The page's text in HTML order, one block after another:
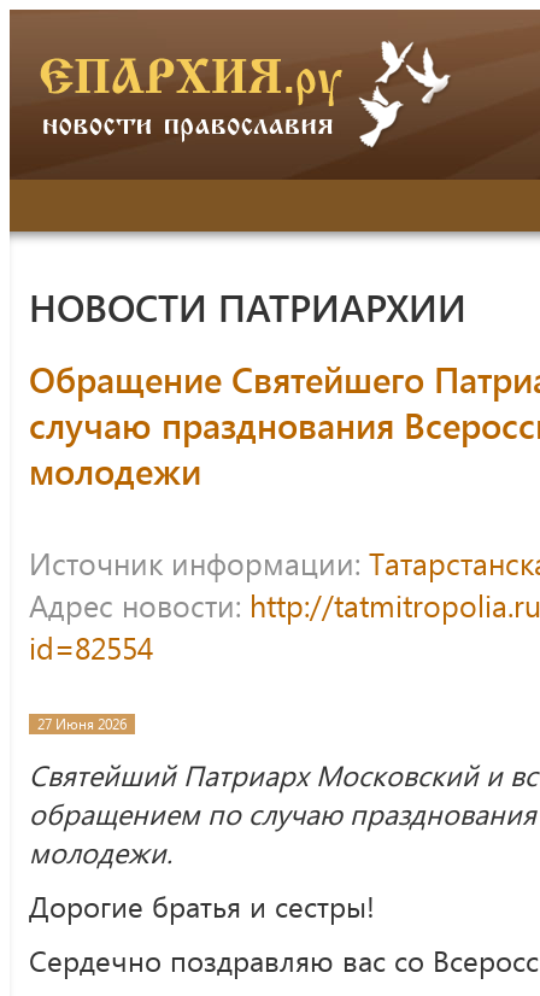
НОВОСТИ ПАТРИАРХИИ
Обращение Святейшего
случаю празднования
молодежи
Источник информации:
Адрес новости: http://
id=82554
27 Июня 2026
Святейший Патриарх Московский и
обращением по случаю празднования
молодежи.
Дорогие братья и сестры!
Сердечно поздравляю вас со